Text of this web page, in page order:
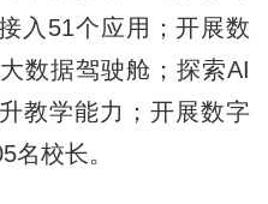
入51个应用；开展数
数据驾驶舱；探索AI
教学能力；开展数字
名校长。